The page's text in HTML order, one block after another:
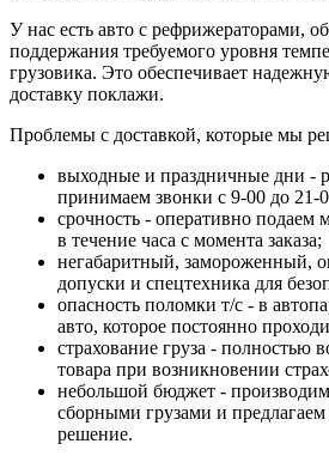
У нас есть авто с рефрижераторами,
поддержания требуемого уровня
грузовика. Это обеспечивает
доставку поклажи.
Проблемы с доставкой, которые мы
выходные и праздничные дни -
принимаем звонки с 9-00 до 21-
срочность - оперативно подаем
в течение часа с момента заказа;
негабаритный, замороженный,
допуски и спецтехника для
опасность поломки т/с - в
авто, которое постоянно
страхование груза - полностью
товара при возникновении
небольшой бюджет - производим
сборными грузами и
решение.